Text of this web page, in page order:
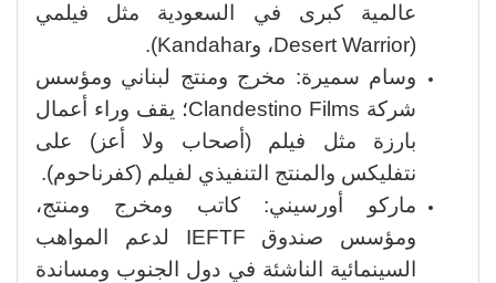
عالمية كبرى في السعودية مثل فيلمي
(Desert Warrior، وKandahar).
وسام سميرة: مخرج ومنتج لبناني ومؤسس
شركة Clandestino Films؛ يقف وراء أعمال
بارزة مثل فيلم (أصحاب ولا أعز) على
نتفليكس والمنتج التنفيذي لفيلم (كفرناحوم).
ماركو أورسيني: كاتب ومخرج ومنتج،
ومؤسس صندوق IEFTF لدعم المواهب
السينمائية الناشئة في دول الجنوب ومساندة